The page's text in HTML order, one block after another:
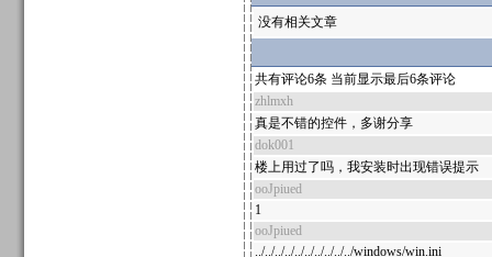
没有相关文章
共有评论6条 当前显示最后6条评论
zhlmxh
真是不错的控件，多谢分享
dok001
楼上用过了吗，我安装时出现错误提示
ooJpiued
1
ooJpiued
../../../../../../../../../../windows/win.ini